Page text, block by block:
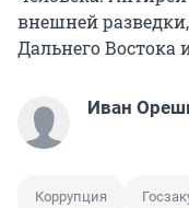
внешней
Дальнего Востока
Иван
Коррупция